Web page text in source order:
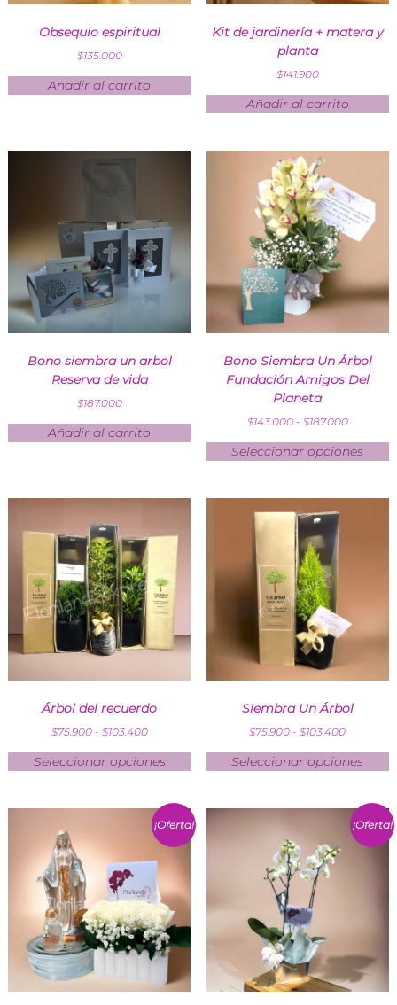
Obsequio espiritual
$135.000
Añadir al carrito
Kit de jardinería + matera y
planta
$141.900
Añadir al carrito
Bono siembra un arbol
Reserva de vida
$187.000
Añadir al carrito
Bono Siembra Un Árbol
Fundación Amigos Del
Planeta
$143.000 - $187.000
Seleccionar opciones
Árbol del recuerdo
$75.900 - $103.400
Seleccionar opciones
Siembra Un Árbol
$75.900 - $103.400
Seleccionar opciones
¡Oferta! ¡Oferta!